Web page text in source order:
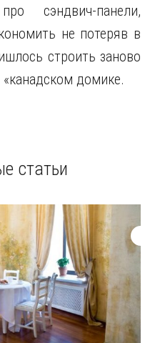
сэндвич-панели,
не потеряв в
строить заново
домике.
статьи